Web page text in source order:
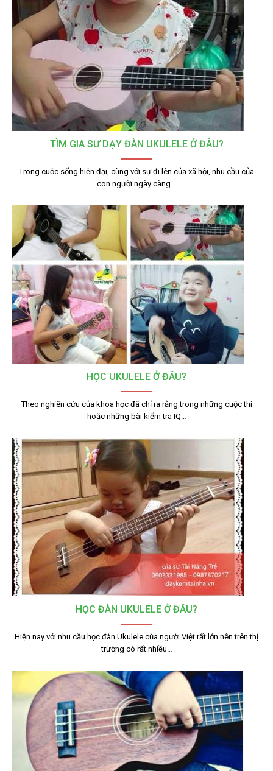
TÌM GIA SƯ DẠY ĐÀN UKULELE Ở ĐÂU?
Trong cuộc sống hiện đại, cùng với sự đi lên của xã hội, nhu cầu của
con người ngày càng…
HỌC UKULELE Ở ĐÂU?
Theo nghiên cứu của khoa học đã chỉ ra rằng trong những cuộc thi
hoặc những bài kiểm tra IQ…
HỌC ĐÀN UKULELE Ở ĐÂU?
Hiện nay với nhu cầu học đàn Ukulele của người Việt rất lớn nên trên thị
trường có rất nhiều…